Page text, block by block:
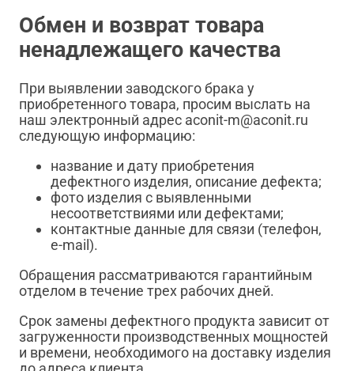
Обмен и возврат товара
ненадлежащего качества
При выявлении заводского брака у
приобретенного товара, просим выслать на
наш электронный адрес aconit-m@aconit.ru
следующую информацию:
название и дату приобретения
дефектного изделия, описание дефекта;
фото изделия с выявленными
несоответствиями или дефектами;
контактные данные для связи (телефон,
e-mail).
Обращения рассматриваются гарантийным
отделом в течение трех рабочих дней.
Срок замены дефектного продукта зависит от
загруженности производственных мощностей
и времени, необходимого на доставку изделия